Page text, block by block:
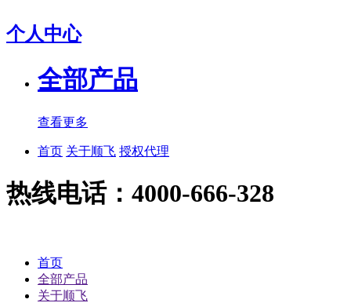
个人中心
全部产品
查看更多
首页 关于顺飞 授权代理
热线电话：4000-666-328
首页
全部产品
关于顺飞